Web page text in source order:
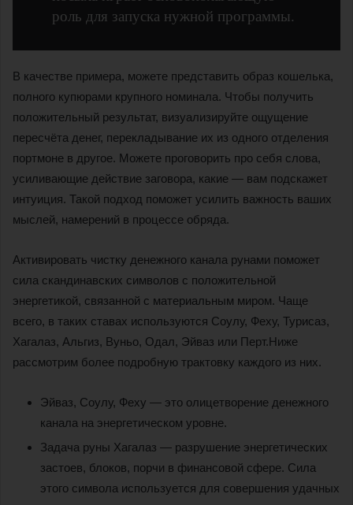
роль для запуска нужной программы.
В качестве примера, можете представить образ кошелька,
полного купюрами крупного номинала. Чтобы получить
положительный результат, визуализируйте ощущение
пересчёта денег, перекладывание их из одного отделения
портмоне в другое. Можете проговорить про себя слова,
усиливающие действие заговора, какие — вам подскажет
интуиция. Такой подход поможет усилить важность ваших
мыслей, намерений в процессе обряда.
Активировать чистку денежного канала рунами поможет
сила скандинавских символов с положительной
энергетикой, связанной с материальным миром. Чаще
всего, в таких ставах используются Соулу, Феху, Турисаз,
Хагалаз, Альгиз, Вуньо, Одал, Эйваз или Перт.Ниже
рассмотрим более подробную трактовку каждого из них.
Эйваз, Соулу, Феху — это олицетворение денежного
канала на энергетическом уровне.
Задача руны Хагалаз — разрушение энергетических
застоев, блоков, порчи в финансовой сфере. Сила
этого символа используется для совершения удачных